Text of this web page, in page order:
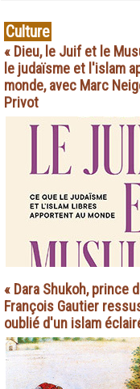
Culture
« Dieu, le Juif et le
le judaïsme et l'islam
monde, avec Marc
Privot
« Dara Shukoh, prince
François Gautier
oublié d'un islam